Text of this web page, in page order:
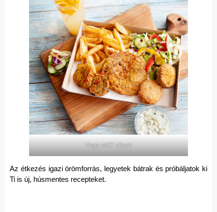
Vega MIX tálunk
Az étkezés igazi örömforrás, legyetek bátrak és próbáljatok ki
Ti is új, húsmentes recepteket.